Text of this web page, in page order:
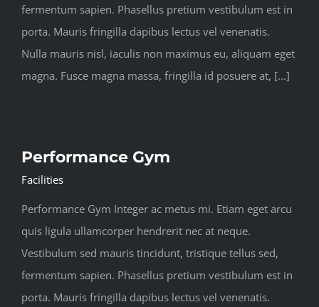
fermentum sapien. Phasellus pretium vestibulum est in
porta. Mauris fringilla dapibus lectus vel venenatis.
Nulla mauris nisl, iaculis non maximus eu, aliquam eget
magna. Fusce magna massa, fringilla id posuere at, [...]
Performance Gym
Facilities
Performance Gym Integer ac metus mi. Etiam eget arcu
quis ligula ullamcorper hendrerit nec at neque.
Vestibulum sed mauris tincidunt, tristique tellus sed,
fermentum sapien. Phasellus pretium vestibulum est in
porta. Mauris fringilla dapibus lectus vel venenatis.